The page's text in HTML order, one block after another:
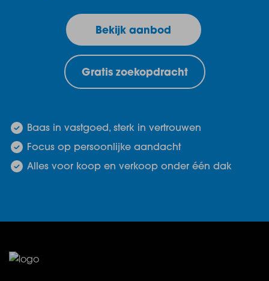
Bekijk aanbod
Gratis zoekopdracht
Baas in vastgoed, sterk in vertrouwen
Focus op persoonlijke aandacht
Alles voor koop en verkoop onder één dak